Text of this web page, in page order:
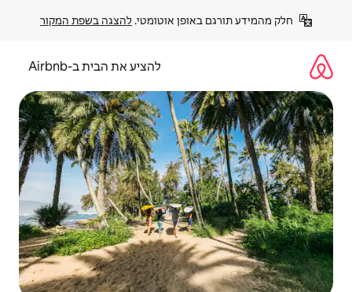
אוטומטי. להצגה בשפת המקור
להציע את הבית ב-Airbnb